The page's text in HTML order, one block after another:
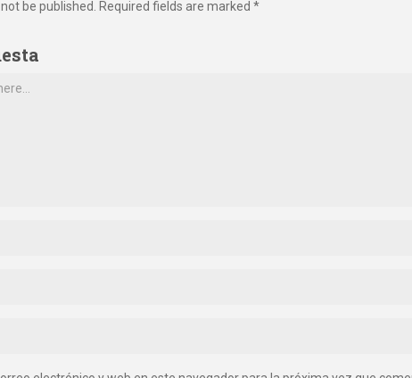
be published. Required fields are marked *